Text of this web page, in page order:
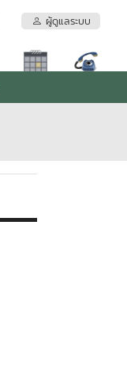
ผู้ดูแลระบบ